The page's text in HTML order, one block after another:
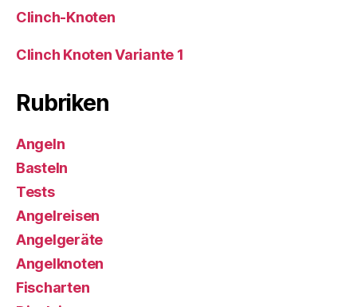
Clinch-Knoten
Clinch Knoten Variante 1
Rubriken
Angeln
Basteln
Tests
Angelreisen
Angelgeräte
Angelknoten
Fischarten